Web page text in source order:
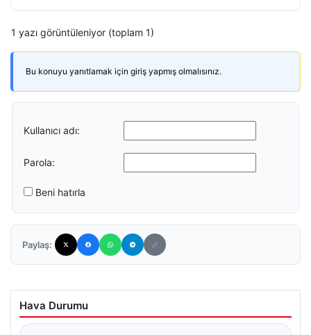
1 yazı görüntüleniyor (toplam 1)
Bu konuyu yanıtlamak için giriş yapmış olmalısınız.
Kullanıcı adı:
Parola:
Beni hatırla
Paylaş:
Hava Durumu